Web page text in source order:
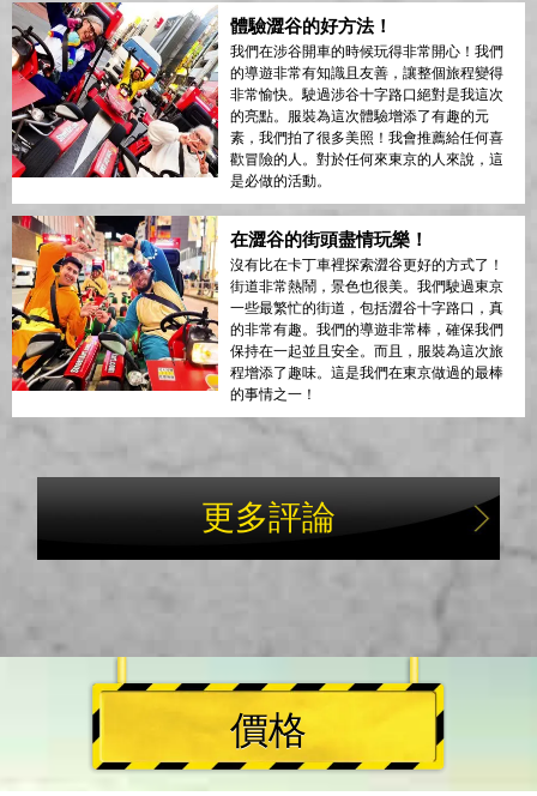
體驗澀谷的好方法！
我們在涉谷開車的時候玩得非常開心！我們
的導遊非常有知識且友善，讓整個旅程變得
非常愉快。駛過涉谷十字路口絕對是我這次
的亮點。服裝為這次體驗增添了有趣的元
素，我們拍了很多美照！我會推薦給任何喜
歡冒險的人。對於任何來東京的人來說，這
是必做的活動。
在澀谷的街頭盡情玩樂！
沒有比在卡丁車裡探索澀谷更好的方式了！
街道非常熱鬧，景色也很美。我們駛過東京
一些最繁忙的街道，包括澀谷十字路口，真
的非常有趣。我們的導遊非常棒，確保我們
保持在一起並且安全。而且，服裝為這次旅
程增添了趣味。這是我們在東京做過的最棒
的事情之一！
更多評論
價格